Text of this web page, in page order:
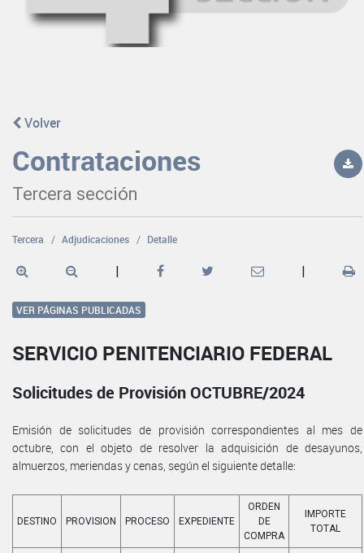
Volver
Contrataciones
Tercera sección
Tercera Adjudicaciones Detalle
VER PÁGINAS PUBLICADAS
SERVICIO PENITENCIARIO FEDERAL
Solicitudes de Provisión OCTUBRE/2024
Emisión de solicitudes de provisión correspondientes al mes de
octubre, con el objeto de resolver la adquisición de desayunos,
almuerzos, meriendas y cenas, según el siguiente detalle:
DESTINO PROVISION PROCESO EXPEDIENTE
ORDEN
DE
COMPRA
IMPORTE
TOTAL